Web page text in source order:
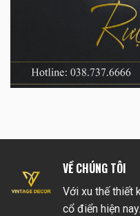
VỀ CHÚNG TÔI
Với xu thế thiết
cổ điển hiện